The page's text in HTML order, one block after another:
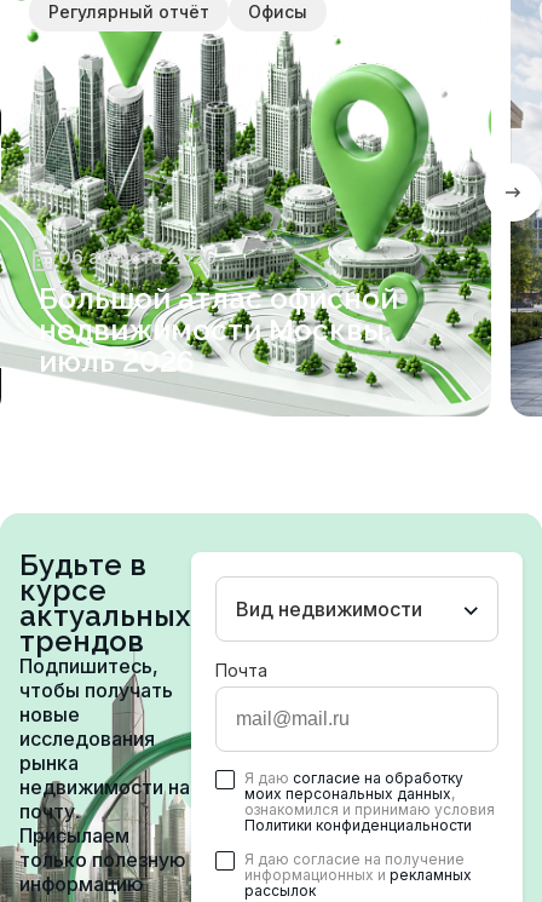
Регулярный отчёт Офисы
06 августа 2026
Большой атлас офисной
недвижимости Москвы,
июль 2026
Будьте в
курсе
актуальных
трендов
Подпишитесь,
чтобы получать
новые
исследования
рынка
недвижимости на
почту.
Присылаем
только полезную
информацию
Вид недвижимости
Почта
Я даю согласие на обработку
моих персональных данных,
ознакомился и принимаю условия
Политики конфиденциальности
Я даю согласие на получение
информационных и рекламных
рассылок